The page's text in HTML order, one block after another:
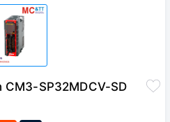
SP32MDCV-SD